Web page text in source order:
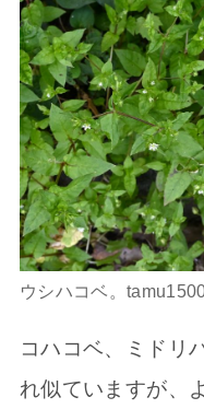
ウシハコベ。
コハコベ、ミドリ
れ似ていますが、